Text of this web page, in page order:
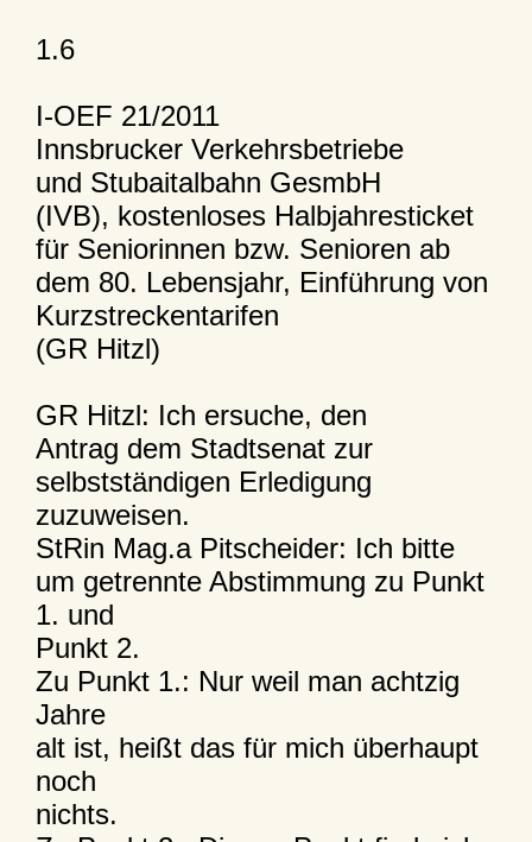
1.6
I-OEF 21/2011
Innsbrucker Verkehrsbetriebe
und Stubaitalbahn GesmbH
(IVB), kostenloses Halbjahresticket
für Seniorinnen bzw. Senioren ab
dem 80. Lebensjahr, Einführung von
Kurzstreckentarifen
(GR Hitzl)
GR Hitzl: Ich ersuche, den
Antrag dem Stadtsenat zur
selbstständigen Erledigung
zuzuweisen.
StRin Mag.a Pitscheider: Ich bitte
um getrennte Abstimmung zu Punkt
1. und
Punkt 2.
Zu Punkt 1.: Nur weil man achtzig
Jahre
alt ist, heißt das für mich überhaupt
noch
nichts.